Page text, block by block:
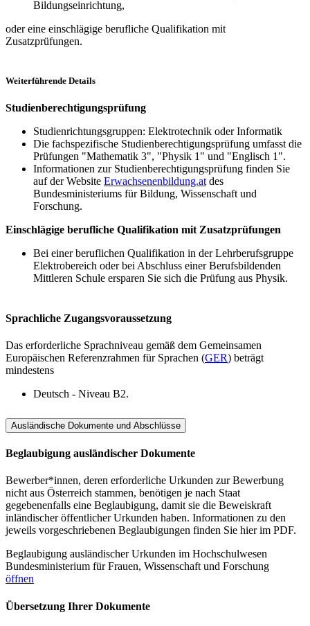
Bildungseinrichtung,
oder eine einschlägige berufliche Qualifikation mit
Zusatzprüfungen.
Weiterführende Details
Studienberechtigungsprüfung
Studienrichtungsgruppen: Elektrotechnik oder Informatik
Die fachspezifische Studienberechtigungsprüfung umfasst die
Prüfungen "Mathematik 3", "Physik 1" und "Englisch 1".
Informationen zur Studienberechtigungsprüfung finden Sie
auf der Website Erwachsenenbildung.at des
Bundesministeriums für Bildung, Wissenschaft und
Forschung.
Einschlägige berufliche Qualifikation mit Zusatzprüfungen
Bei einer beruflichen Qualifikation in der Lehrberufsgruppe
Elektrobereich oder bei Abschluss einer Berufsbildenden
Mittleren Schule ersparen Sie sich die Prüfung aus Physik.
Sprachliche Zugangsvoraussetzung
Das erforderliche Sprachniveau gemäß dem Gemeinsamen
Europäischen Referenzrahmen für Sprachen (GER) beträgt
mindestens
Deutsch - Niveau B2.
Ausländische Dokumente und Abschlüsse
Beglaubigung ausländischer Dokumente
Bewerber*innen, deren erforderliche Urkunden zur Bewerbung
nicht aus Österreich stammen, benötigen je nach Staat
gegebenenfalls eine Beglaubigung, damit sie die Beweiskraft
inländischer öffentlicher Urkunden haben. Informationen zu den
jeweils vorgeschriebenen Beglaubigungen finden Sie hier im PDF.
Beglaubigung ausländischer Urkunden im Hochschulwesen
Bundesministerium für Frauen, Wissenschaft und Forschung
öffnen
Übersetzung Ihrer Dokumente